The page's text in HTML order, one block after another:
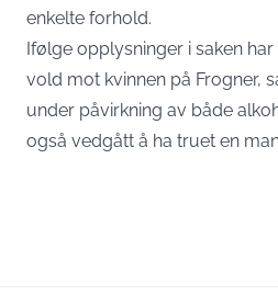
enkelte forhold.
Ifølge opplysninger i saken
vold mot kvinnen på Frogner,
under påvirkning av både
også vedgått å ha truet en